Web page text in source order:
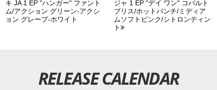
キ JA 1 EP "ハンガー" ファント
ム/アクション グリーン-アクシ
ョン グレープ-ホワイト
ジャ 1 EP "デイ ワン" コバルト
ブリス/ホットパンチ/ミディア
ムソフトピンク/シトロンティン
ト
RELEASE CALENDAR